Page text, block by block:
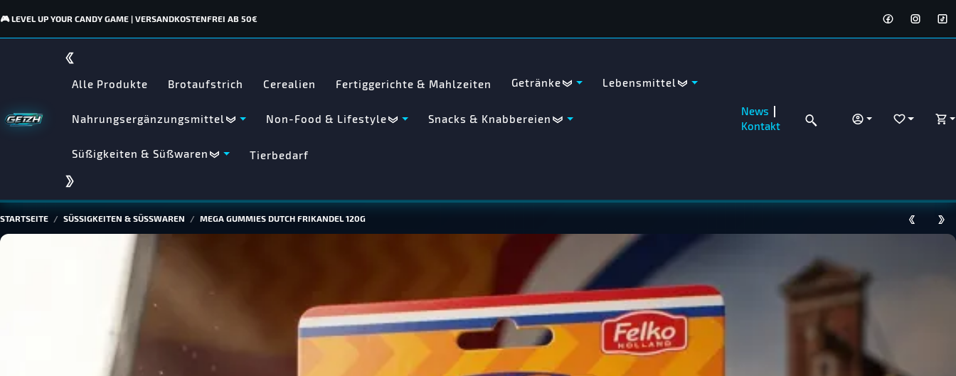
🎮 LEVEL UP YOUR CANDY GAME | VERSANDKOSTENFREI AB 50€
Alle Produkte Brotaufstrich Cerealien Fertiggerichte & Mahlzeiten Getränke Lebensmittel
Nahrungsergänzungsmittel Non-Food & Lifestyle Snacks & Knabbereien
Süßigkeiten & Süßwaren Tierbedarf
News
Kontakt
ANMELDEN
STARTSEITE SÜSSIGKEITEN & SÜSSWAREN MEGA GUMMIES DUTCH FRIKANDEL 120G